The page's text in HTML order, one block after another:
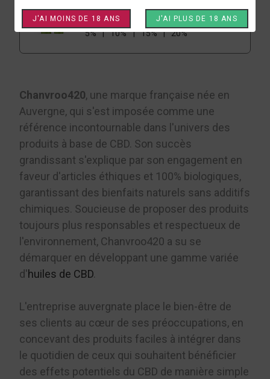
J'AI MOINS DE 18 ANS J'AI PLUS DE 18 ANS
CHANVROO420
5% 10% 15% 20%
Chanvroo420, une marque française née en
Auvergne, qui s'est imposée comme une
référence incontournable dans l'univers des
produits à base de CBD. Son succès
grandissant s'explique par son engagement en
faveur d'articles éthiques et 100% biologiques,
garantissant des bienfaits naturels sans additifs
chimiques. Soucieuse de proposer des produits
toujours plus responsables et respectueux de
l'environnement, Chanvroo420 a su se
démarquer en développant une gamme variée
d' huiles de CBD.
L'entreprise auvergnate place le bien-être de
ses clients au cœur de ses préoccupations, en
concevant des produits faciles à intégrer dans
le quotidien de ceux qui souhaitent bénéficier
des effets potentiels du CBD de manière simple